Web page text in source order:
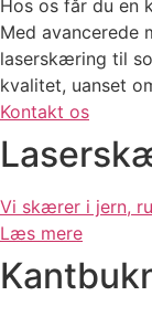
Hos os får du en
Med avancerede
laserskæring til
kvalitet, uanset
Kontakt os
Vi skærer i jern,
Læs mere